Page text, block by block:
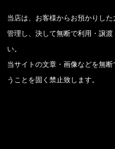
当店は、お客様からお預かりし
管理し、決して無断で利用・譲
い。
当サイトの文章・画像などを無
うことを固く禁止致します。